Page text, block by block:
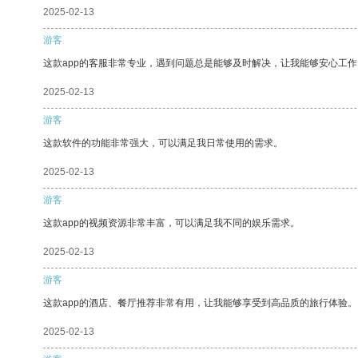
2025-02-13
游客
这款app的客服非常专业，遇到问题总是能够及时解决，让我能够安心工
2025-02-13
游客
这款软件的功能非常强大，可以满足我日常使用的需求。
2025-02-13
游客
这款app的视频资源非常丰富，可以满足我不同的娱乐需求。
2025-02-13
游客
这款app的酒店、餐厅推荐非常有用，让我能够享受到高品质的旅行体验。
2025-02-13